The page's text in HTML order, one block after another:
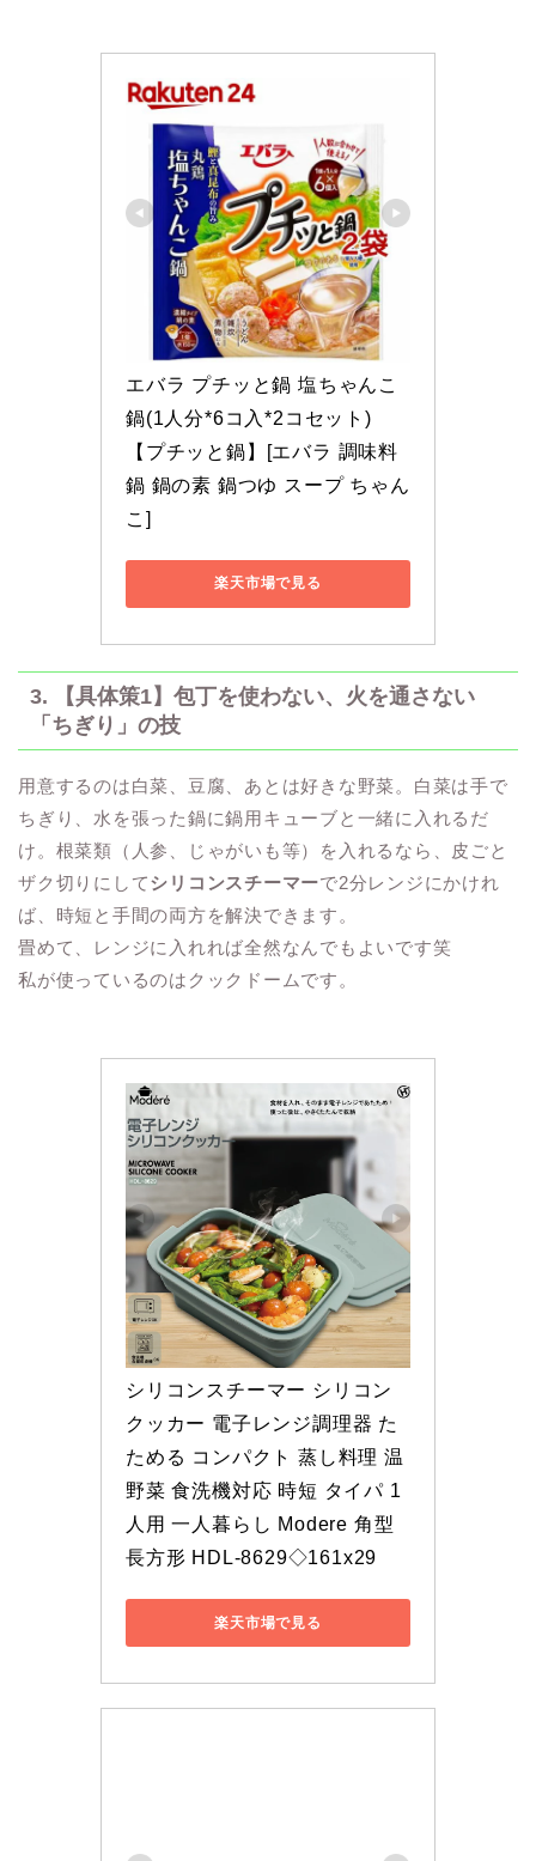
エバラ プチッと鍋 塩ちゃんこ
鍋(1人分*6コ入*2コセット)
【プチッと鍋】[エバラ 調味料
鍋 鍋の素 鍋つゆ スープ ちゃん
こ]
楽天市場で見る
3. 【具体策1】包丁を使わない、火を通さない
「ちぎり」の技
用意するのは白菜、豆腐、あとは好きな野菜。白菜は手で
ちぎり、水を張った鍋に鍋用キューブと一緒に入れるだ
け。根菜類（人参、じゃがいも等）を入れるなら、皮ごと
ザク切りにしてシリコンスチーマーで2分レンジにかけれ
ば、時短と手間の両方を解決できます。
畳めて、レンジに入れれば全然なんでもよいです笑
私が使っているのはクックドームです。
シリコンスチーマー シリコン
クッカー 電子レンジ調理器 た
ためる コンパクト 蒸し料理 温
野菜 食洗機対応 時短 タイパ 1
人用 一人暮らし Modere 角型
長方形 HDL-8629◇161x29
楽天市場で見る